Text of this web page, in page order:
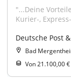
"...Deine
Kurier-,
Deutsche Post
Bad
Von 21.100,00